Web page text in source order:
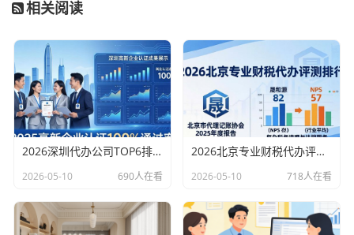
相关阅读
2026深圳代办公司TOP6排行：哪家注册财税口碑最好？
2026-05-10 690人在看
2026北京专业财税代办评测排行，十大机构推荐
2026-05-10 718人在看